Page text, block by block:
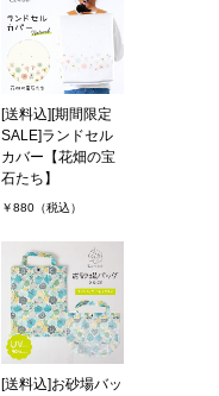
[送料込][期間限定
SALE]ランドセル
カバー【花畑の宝
石たち】
￥880（税込）
[送料込]お砂場バッ